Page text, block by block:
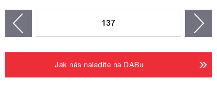
137
Jak nás naladíte na DABu